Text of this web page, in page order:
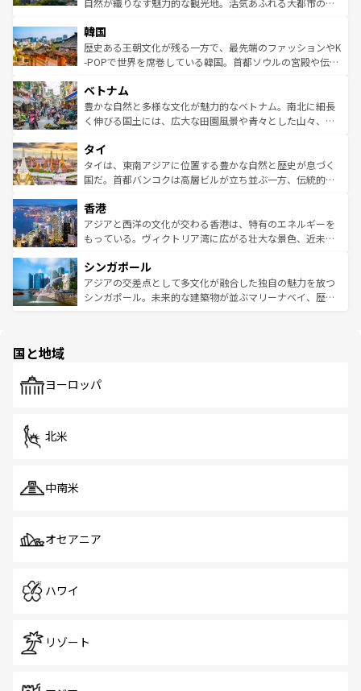
ワイを、存分に味わってほしい。 なお、新着のハワイ情報
はコンテンツ一覧を参照してほしい。
いる。アクティビティも充実しており、サーフィンやダイ
ビング、ハイキングなど、アウトドア好きにはたまらな
い。オーストラリアの多彩な魅力を存分に味わいつくそ
参照してほしい。
自然が織りなす魅力的な観光地。活気あふれる大都市の台
ン）、静ひつな山岳地帯である台湾東部など、都市の喧騒
と山間の静けさが共存しており、訪れる人に新しい発見と
驚きをもたらしてくれる。また、奥深い台湾の食文化も魅
容にもいいと評判のスイーツなど、バラエティ豊かな料理
が味わえる。 なお、新着の台湾情報は コンテンツ一覧を参
照してほしい。
韓国
歴史ある王朝文化が残る一方で、最先端のファッションやK
-POPで世界を席巻している韓国。首都ソウルの宮殿や伝統
き、地方に足を延ばせば四季折々の自然美を楽しむことが
できる。そして、キムチや焼肉、絶品のストリートフード
まで、さまざまな韓国料理が待っている。夜には、韓国な
リティに包まれながら、韓国の多彩な魅力を心ゆくまで味
わってみてほしい。 なお、新着の韓国情報はコンテンツ一
覧を参照してほしい。
ベトナム
豊かな自然と多様な文化が魅力的なベトナム。南北に細長
く伸びる国土には、広大な田園風景や青々とした山々、世
急速な発展と共に伝統が息づく。ハノイの古い町並みやホ
ーチミン市のフランス統治時代の建物も、独特の雰囲気を
醸し出している。また、バラエティの豊かさとおいしさで
とつ。フォーやバインミー、ベトナムコーヒーなどは、ぜ
ひ現地で味わいたい。どの地域を訪れてもあたたかい人々
が旅行者を迎えてくれるので、きっと忘れられない旅にな
参照してほしい。
タイ
タイは、東南アジアに位置する豊かな自然と歴史が息づく
国だ。首都バンコクは高層ビルが立ち並ぶ一方、伝統的な
の活気が交差している。北部ではチェンマイなどの山岳地
帯で自然と触れ合い、南部ではプーケットやクラビの美し
いビーチでリゾート気分を楽しむことができる。タイ料理
激する。気候は一年中温暖で、どの季節にも異なる楽しみ
が待っている。親しみやすいタイの人々、仏教を中心とし
た文化、そして多様な観光資源が、訪れる旅人を魅了し続
香港
アジアと西洋の文化が交わる香港は、特有のエネルギーを
もっている。ヴィクトリア湾に広がる壮大な景色、近未来
み、どこを訪れても感動するはず。観光スポットが密集し
ており、効率よく見どころを回れるのも魅力。息をのむよ
うな絶景から文化的な体験まで、香港を存分に楽しみ尽く
シンガポール
アジアの交差点として多文化が融合した独自の魅力を放つ
シンガポール。未来的な建築物が並ぶマリーナベイ、歴史
で、ホーカーズは地元の風情を楽しめる外せないスポット
国と地域
ヨーロッパ
北米
中南米
オセアニア
ハワイ
リゾート